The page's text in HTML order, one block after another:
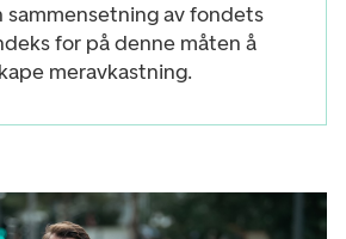
av fondets
for på denne måten å
meravkastning.